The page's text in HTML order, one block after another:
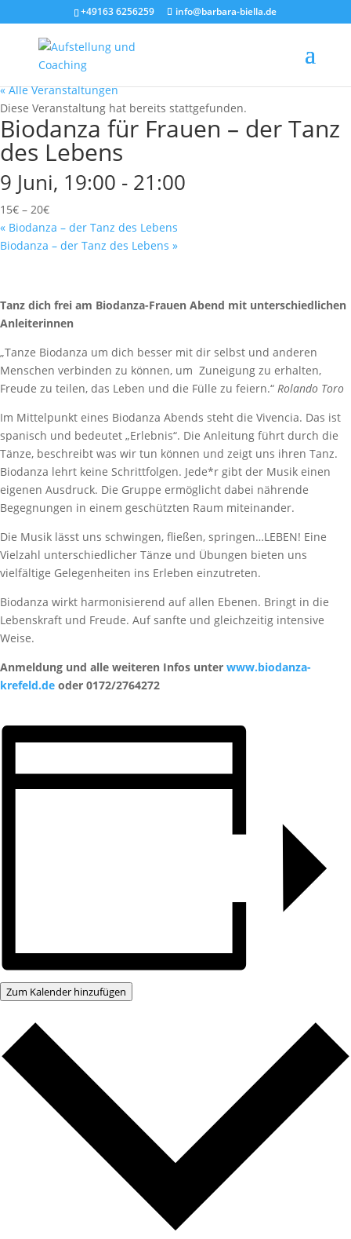
+49163 6256259 info@barbara-biella.de
« Alle Veranstaltungen
Diese Veranstaltung hat bereits stattgefunden.
Biodanza für Frauen – der Tanz
des Lebens
9 Juni, 19:00 - 21:00
15€ – 20€
« Biodanza – der Tanz des Lebens
Biodanza – der Tanz des Lebens »
Tanz dich frei am Biodanza-Frauen Abend mit unterschiedlichen
Anleiterinnen
„Tanze Biodanza um dich besser mit dir selbst und anderen
Menschen verbinden zu können, um Zuneigung zu erhalten,
Freude zu teilen, das Leben und die Fülle zu feiern.“ Rolando Toro
Im Mittelpunkt eines Biodanza Abends steht die Vivencia. Das ist
spanisch und bedeutet „Erlebnis“. Die Anleitung führt durch die
Tänze, beschreibt was wir tun können und zeigt uns ihren Tanz.
Biodanza lehrt keine Schrittfolgen. Jede*r gibt der Musik einen
eigenen Ausdruck. Die Gruppe ermöglicht dabei nährende
Begegnungen in einem geschützten Raum miteinander.
Die Musik lässt uns schwingen, fließen, springen…LEBEN! Eine
Vielzahl unterschiedlicher Tänze und Übungen bieten uns
vielfältige Gelegenheiten ins Erleben einzutreten.
Biodanza wirkt harmonisierend auf allen Ebenen. Bringt in die
Lebenskraft und Freude. Auf sanfte und gleichzeitig intensive
Weise.
Anmeldung und alle weiteren Infos unter www.biodanza-
krefeld.de oder 0172/2764272
Zum Kalender hinzufügen